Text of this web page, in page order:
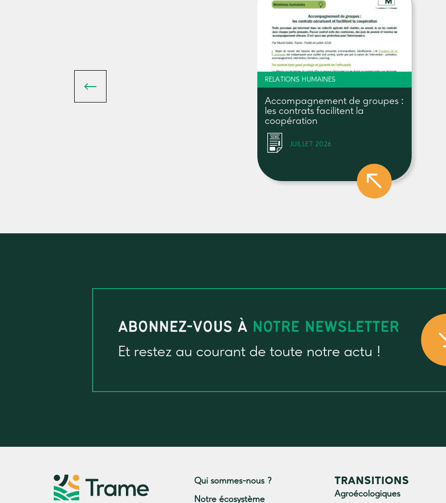
RELATIONS HUMAINES
Accompagnement de groupes :
les contrats facilitent la
coopération
JUILLET 2026
ABONNEZ-VOUS À NOTRE NEWSLETTER
Et restez au courant de toute notre actu !
Qui sommes-nous ?
Notre écosystème
TRANSITIONS
Agroécologiques